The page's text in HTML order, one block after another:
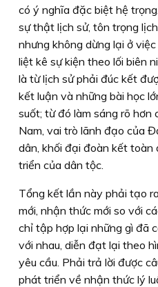
có ý nghĩa đặc biệt hệ
sự thật lịch sử, tôn trọng
nhưng không dừng lại ở
liệt kê sự kiện theo lối biên
là từ lịch sử phải đúc kết
kết luận và những bài học
suốt; từ đó làm sáng rõ
Nam, vai trò lãnh đạo của
dân, khối đại đoàn kết
triển của dân tộc.
Tổng kết lần này phải tạo
mới, nhận thức mới so với
chỉ tập hợp lại những gì đã
với nhau, diễn đạt lại theo
yêu cầu. Phải trả lời được
phát triển về nhận thức lý